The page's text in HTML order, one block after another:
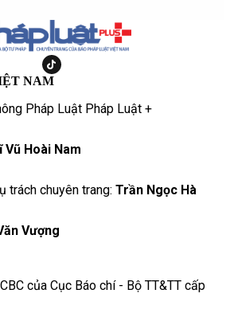
NAM
Pháp Luật Pháp Luật +
Vũ Hoài Nam
trách chuyên trang: Trần Ngọc Hà
Vượng
của Cục Báo chí - Bộ TT&TT cấp